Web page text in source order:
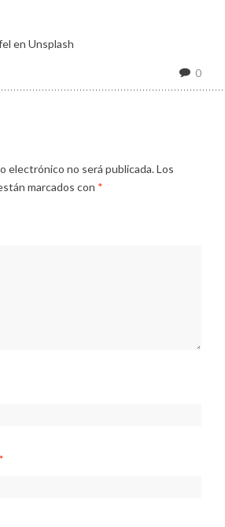
en Unsplash
0
electrónico no será publicada.Los
marcados con *
*